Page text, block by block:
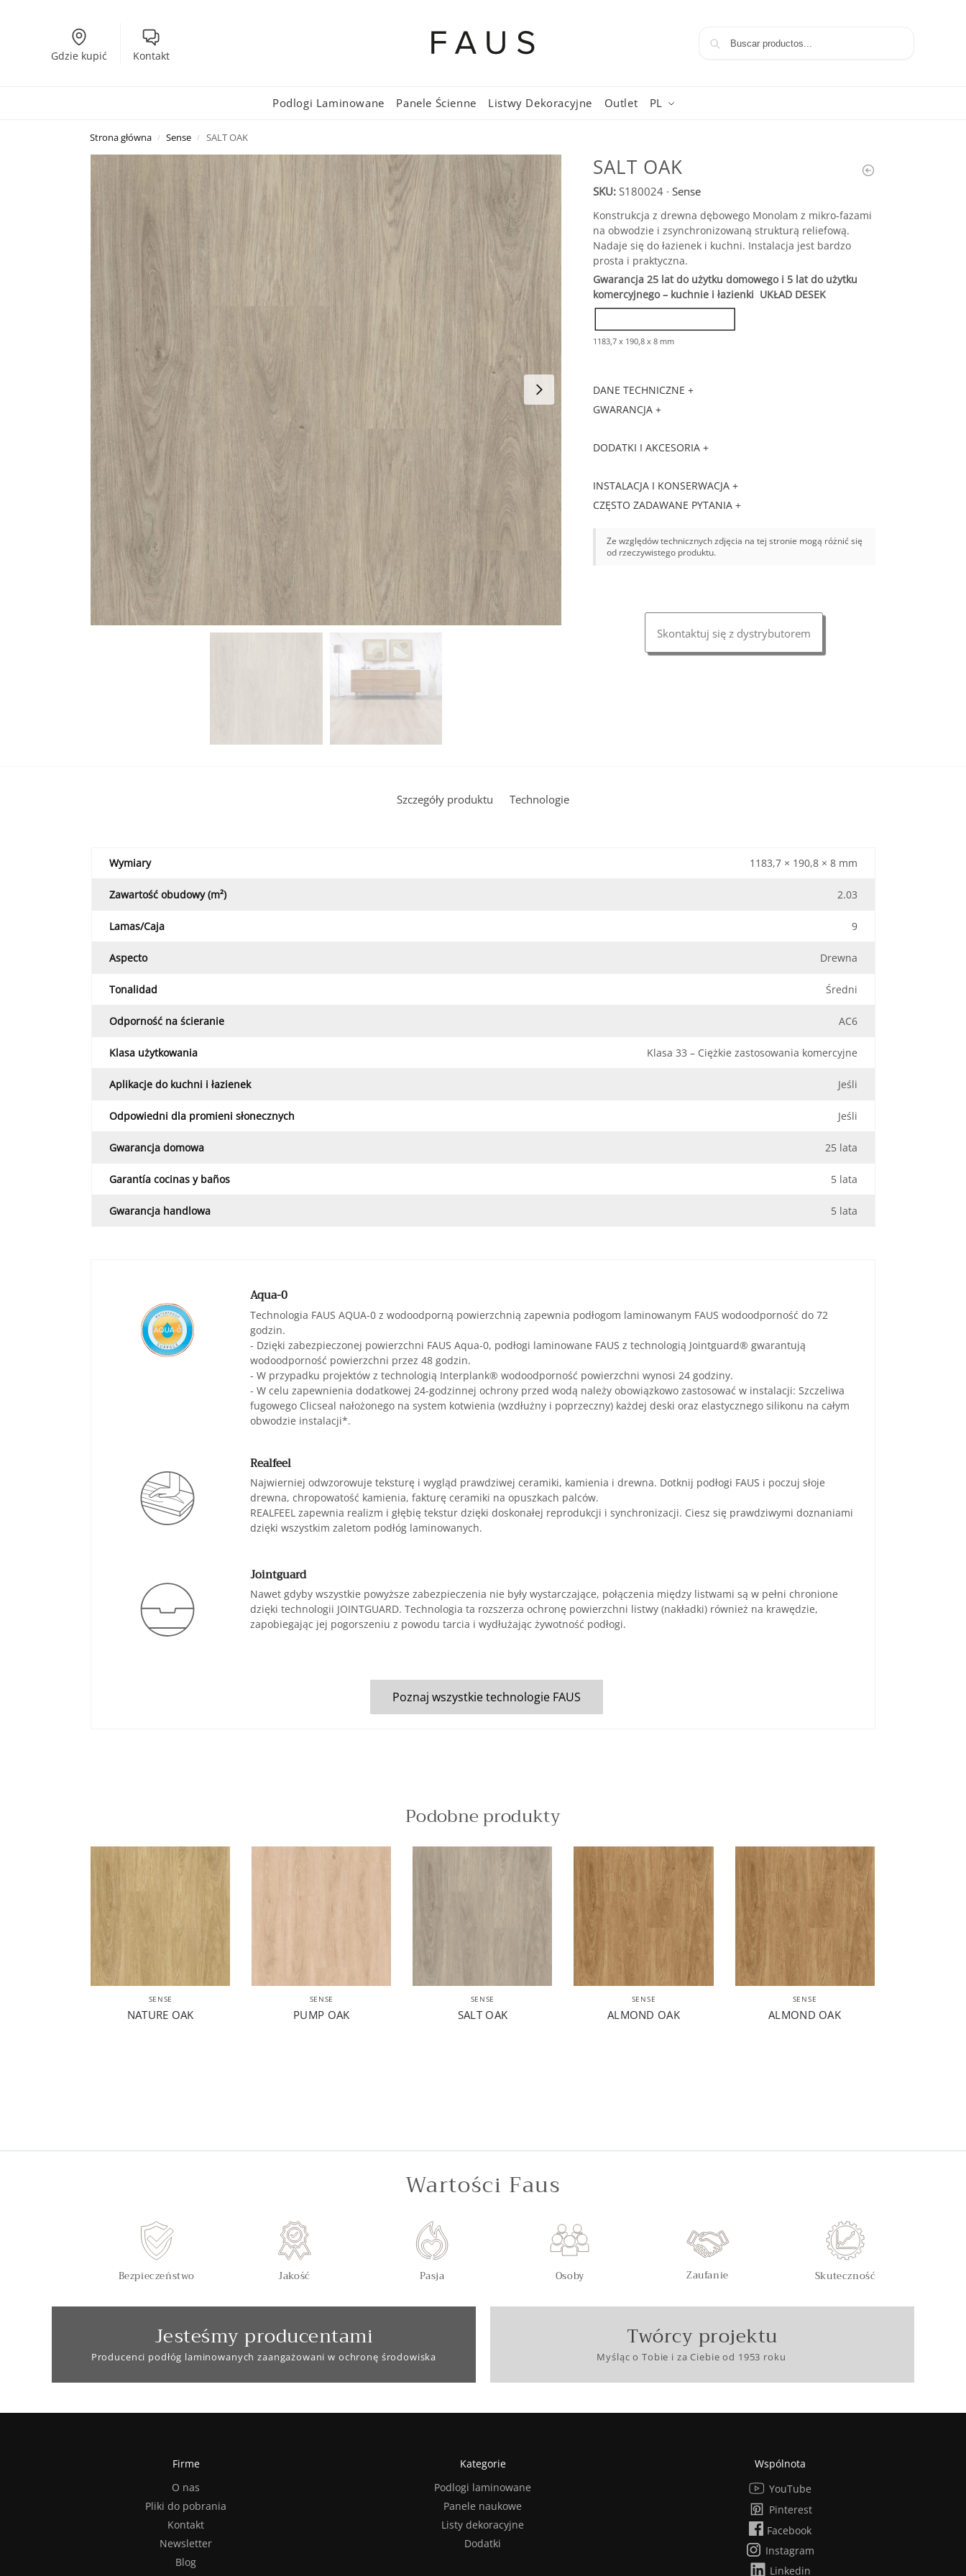
Gdzie kupić Kontakt
Podlogi Laminowane Panele Ścienne Listwy Dekoracyjne Outlet PL
Strona główna / Sense / SALT OAK
SALT OAK
SKU:S180024· Sense
Konstrukcja z drewna dębowego Monolam z mikro-fazami
na obwodzie i zsynchronizowaną strukturą reliefową.
Nadaje się do łazienek i kuchni. Instalacja jest bardzo
prosta i praktyczna.
Gwarancja 25 lat do użytku domowego i 5 lat do użytku
komercyjnego – kuchnie i łazienki UKŁAD DESEK
1183,7 x 190,8 x 8 mm
DANE TECHNICZNE +
GWARANCJA +
DODATKI I AKCESORIA +
INSTALACJA I KONSERWACJA +
CZĘSTO ZADAWANE PYTANIA +
Ze względów technicznych zdjęcia na tej stronie mogą różnić się
od rzeczywistego produktu.
Skontaktuj się z dystrybutorem
Szczegóły produktu Technologie
Wymiary 1183,7 × 190,8 × 8 mm
Zawartość obudowy (m²) 2.03
Lamas/Caja 9
Aspecto Drewna
Tonalidad Średni
Odporność na ścieranie AC6
Klasa użytkowania Klasa 33 – Ciężkie zastosowania komercyjne
Aplikacje do kuchni i łazienek Jeśli
Odpowiedni dla promieni słonecznych Jeśli
Gwarancja domowa 25 lata
Garantía cocinas y baños 5 lata
Gwarancja handlowa 5 lata
Aqua-0
Technologia FAUS AQUA-0 z wodoodporną powierzchnią zapewnia podłogom laminowanym FAUS wodoodporność do 72
godzin.
- Dzięki zabezpieczonej powierzchni FAUS Aqua-0, podłogi laminowane FAUS z technologią Jointguard® gwarantują
wodoodporność powierzchni przez 48 godzin.
- W przypadku projektów z technologią Interplank® wodoodporność powierzchni wynosi 24 godziny.
- W celu zapewnienia dodatkowej 24-godzinnej ochrony przed wodą należy obowiązkowo zastosować w instalacji: Szczeliwa
fugowego Clicseal nałożonego na system kotwienia (wzdłużny i poprzeczny) każdej deski oraz elastycznego silikonu na całym
obwodzie instalacji*.
Realfeel
Najwierniej odwzorowuje teksturę i wygląd prawdziwej ceramiki, kamienia i drewna. Dotknij podłogi FAUS i poczuj słoje
drewna, chropowatość kamienia, fakturę ceramiki na opuszkach palców.
REALFEEL zapewnia realizm i głębię tekstur dzięki doskonałej reprodukcji i synchronizacji. Ciesz się prawdziwymi doznaniami
dzięki wszystkim zaletom podłóg laminowanych.
Jointguard
Nawet gdyby wszystkie powyższe zabezpieczenia nie były wystarczające, połączenia między listwami są w pełni chronione
dzięki technologii JOINTGUARD. Technologia ta rozszerza ochronę powierzchni listwy (nakładki) również na krawędzie,
zapobiegając jej pogorszeniu z powodu tarcia i wydłużając żywotność podłogi.
Poznaj wszystkie technologie FAUS
Podobne produkty
SENSE
NATURE OAK
SENSE
PUMP OAK
SENSE
SALT OAK
SENSE
ALMOND OAK
SENSE
ALMOND OAK
Wartości Faus
Bezpieczeństwo Jakość Pasja Osoby Zaufanie Skuteczność
Jesteśmy producentami
Producenci podłóg laminowanych zaangażowani w ochronę środowiska
Twórcy projektu
Myśląc o Tobie i za Ciebie od 1953 roku
Firme
O nas
Pliki do pobrania
Kontakt
Newsletter
Blog
Kategorie
Podlogi laminowane
Panele naukowe
Listy dekoracyjne
Dodatki
Wspólnota
YouTube
Pinterest
Facebook
Instagram
Linkedin